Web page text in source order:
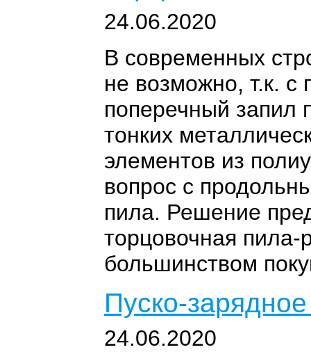
24.06.2020
В современных
не возможно, т.к. с
поперечный запил
тонких
элементов из
вопрос с
пила. Решение
торцовочная
большинством
Пуско-
24.06.2020